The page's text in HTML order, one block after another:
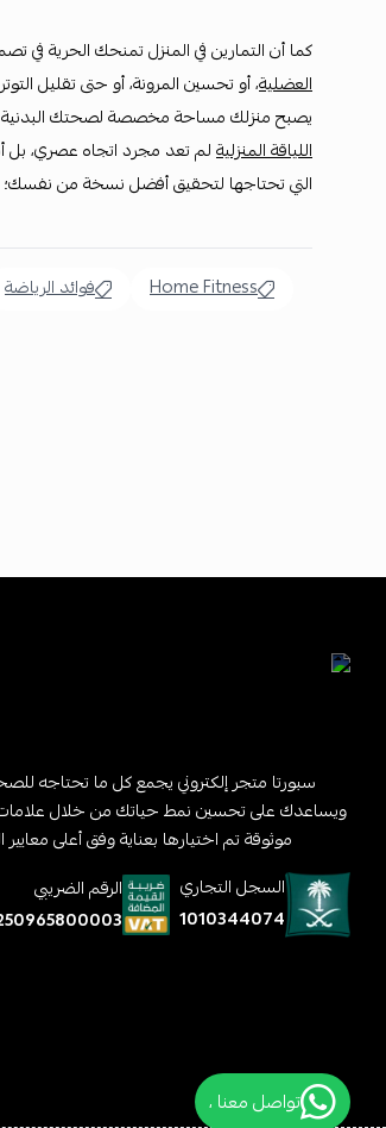
كما أن التمارين في المنزل تمنحك الحرية
العضلية، أو تحسين المرونة، أو حتى تقليل
يصبح منزلك مساحة مخصصة لصحتك البدنية
اللياقة المنزليةلم تعد مجرد اتجاه عصري،
التي تحتاجها لتحقيق أفضل نسخة من
Home Fitness فوائد الرياضة
سبورتا متجر إلكتروني يجمع كل ما تحتاجه
ويساعدك على تحسين نمط حياتك من خلال علامات
موثوقة تم اختيارها بعناية وفق أعلى معايير
السجل التجاري
1010344074
الرقم الضريبي
تواصل معنا ،